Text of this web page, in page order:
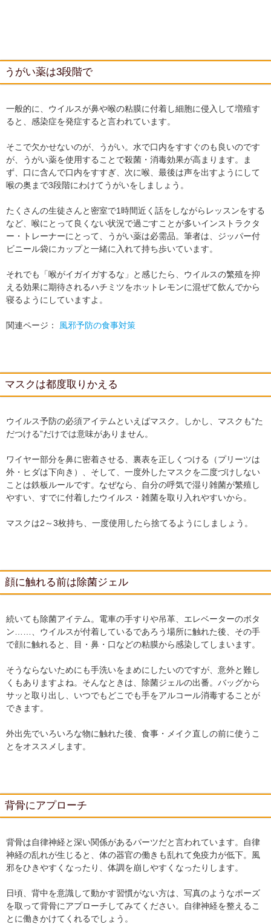
うがい薬は3段階で
一般的に、ウイルスが鼻や喉の粘膜に付着し細胞に侵入して増殖す
ると、感染症を発症すると言われています。
そこで欠かせないのが、うがい。水で口内をすすぐのも良いのです
が、うがい薬を使用することで殺菌・消毒効果が高まります。ま
ず、口に含んで口内をすすぎ、次に喉、最後は声を出すようにして
喉の奥まで3段階にわけてうがいをしましょう。
たくさんの生徒さんと密室で1時間近く話をしながらレッスンをする
など、喉にとって良くない状況で過ごすことが多いインストラクタ
ー・トレーナーにとって、うがい薬は必需品。筆者は、ジッパー付
ビニール袋にカップと一緒に入れて持ち歩いています。
それでも「喉がイガイガするな」と感じたら、ウイルスの繁殖を抑
える効果に期待されるハチミツをホットレモンに混ぜて飲んでから
寝るようにしていますよ。
関連ページ： 風邪予防の食事対策
マスクは都度取りかえる
ウイルス予防の必須アイテムといえばマスク。しかし、マスクも“た
だつける”だけでは意味がありません。
ワイヤー部分を鼻に密着させる、裏表を正しくつける（プリーツは
外・ヒダは下向き）、そして、一度外したマスクを二度づけしない
ことは鉄板ルールです。なぜなら、自分の呼気で湿り雑菌が繁殖し
やすい、すでに付着したウイルス・雑菌を取り入れやすいから。
マスクは2～3枚持ち、一度使用したら捨てるようにしましょう。
顔に触れる前は除菌ジェル
続いても除菌アイテム。電車の手すりや吊革、エレベーターのボタ
ン……、ウイルスが付着しているであろう場所に触れた後、その手
で顔に触れると、目・鼻・口などの粘膜から感染してしまいます。
そうならないためにも手洗いをまめにしたいのですが、意外と難し
くもありますよね。そんなときは、除菌ジェルの出番。バッグから
サッと取り出し、いつでもどこでも手をアルコール消毒することが
できます。
外出先でいろいろな物に触れた後、食事・メイク直しの前に使うこ
とをオススメします。
背骨にアプローチ
背骨は自律神経と深い関係があるパーツだと言われています。自律
神経の乱れが生じると、体の器官の働きも乱れて免疫力が低下。風
邪をひきやすくなったり、体調を崩しやすくなったりします。
日頃、背中を意識して動かす習慣がない方は、写真のようなポーズ
を取って背骨にアプローチしてみてください。自律神経を整えるこ
とに働きかけてくれるでしょう。